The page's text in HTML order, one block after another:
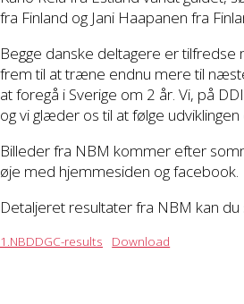
fra Finland og Jani Haapanen fra
Begge danske deltagere er
frem til at træne endnu mere til
at foregå i Sverige om 2 år. Vi, på
og vi glæder os til at følge
Billeder fra NBM kommer efter
øje med hjemmesiden og facebook.
Detaljeret resultater fra NBM kan
1.NBDDGC-results Download